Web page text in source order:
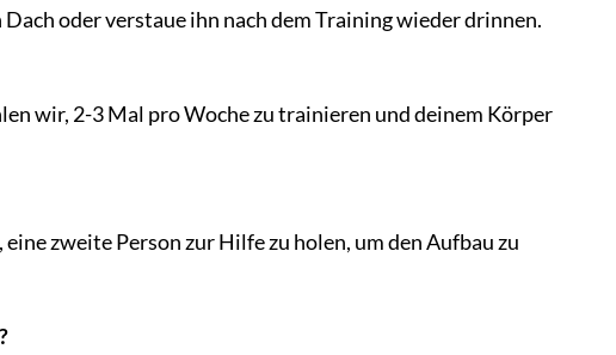
oder verstaue ihn nach dem Training wieder drinnen.
wir, 2-3 Mal pro Woche zu trainieren und deinem Körper
zweite Person zur Hilfe zu holen, um den Aufbau zu